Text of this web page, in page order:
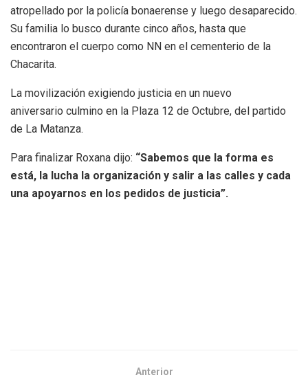
atropellado por la policía bonaerense y luego desaparecido.
Su familia lo busco durante cinco años, hasta que
encontraron el cuerpo como NN en el cementerio de la
Chacarita.
La movilización exigiendo justicia en un nuevo
aniversario culmino en la Plaza 12 de Octubre, del partido
de La Matanza.
Para finalizar Roxana dijo: “Sabemos que la forma es
está, la lucha la organización y salir a las calles y cada
una apoyarnos en los pedidos de justicia”.
Anterior